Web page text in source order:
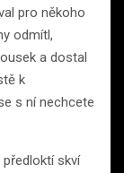
pro někoho
odmítl,
a dostal
k
s ní nechcete
skví